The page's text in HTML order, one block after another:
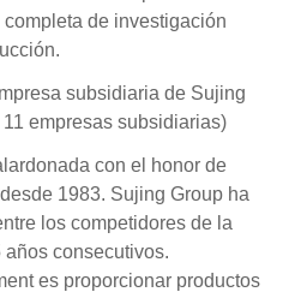
de investigación
subsidiaria de Sujing
empresas subsidiarias)
con el honor de
1983. Sujing Group ha
los competidores de la
consecutivos.
es proporcionar productos